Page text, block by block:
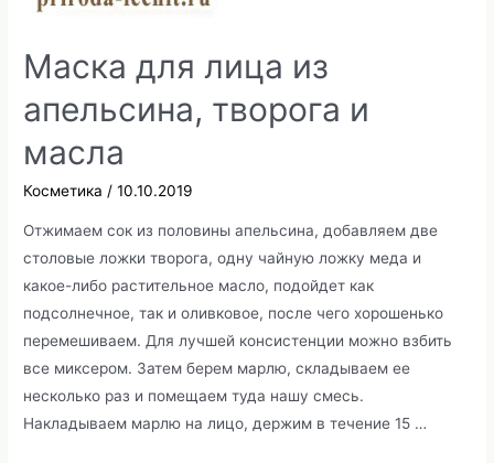
Маска для лица из
апельсина, творога и
масла
Косметика /10.10.2019
Отжимаем сок из половины апельсина, добавляем две
столовые ложки творога, одну чайную ложку меда и
какое-либо растительное масло, подойдет как
подсолнечное, так и оливковое, после чего хорошенько
перемешиваем. Для лучшей консистенции можно взбить
все миксером. Затем берем марлю, складываем ее
несколько раз и помещаем туда нашу смесь.
Накладываем марлю на лицо, держим в течение 15 …